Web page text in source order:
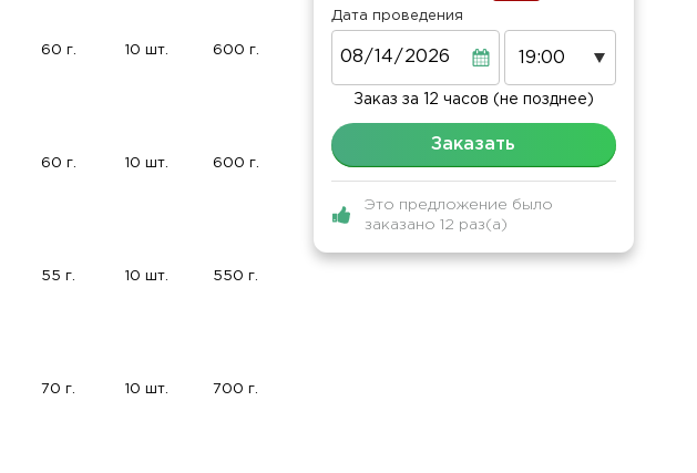
60 г. 10 шт. 600 г.
60 г. 10 шт. 600 г.
55 г. 10 шт. 550 г.
70 г. 10 шт. 700 г.
Дата проведения
Заказ за 12 часов (не позднее)
Заказать
Это предложение было
заказано 12 раз(а)